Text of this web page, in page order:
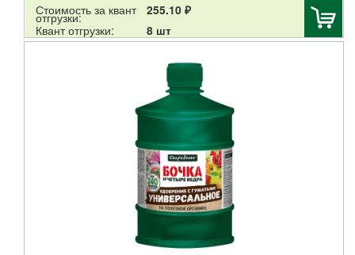
Стоимость за квант
отгрузки:
255.10 ₽
Квант отгрузки:
8 шт